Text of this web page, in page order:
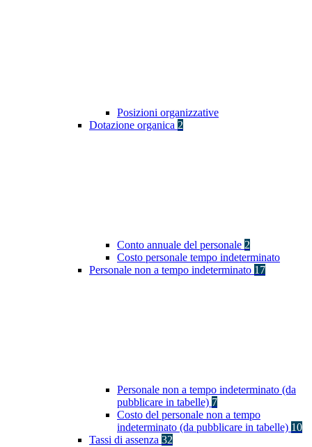
Posizioni organizzative
Dotazione organica 2
Conto annuale del personale 2
Costo personale tempo indeterminato
Personale non a tempo indeterminato 17
Personale non a tempo indeterminato (da
pubblicare in tabelle) 7
Costo del personale non a tempo
indeterminato (da pubblicare in tabelle) 10
Tassi di assenza 32